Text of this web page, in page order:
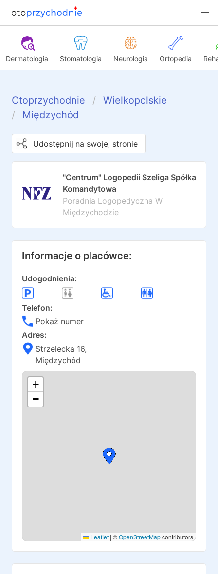
Dermatologia Stomatologia Neurologia Ortopedia
Otoprzychodnie
Wielkopolskie
Międzychód
Udostępnij na swojej stronie
"Centrum" Logopedii Szeliga Spółka
Komandytowa
Poradnia Logopedyczna W
Międzychodzie
Informacje o placówce:
Udogodnienia:
Telefon:
Pokaż numer
Adres:
Strzelecka 16,
Międzychód
+
−
Leaflet | ©OpenStreetMapcontributors